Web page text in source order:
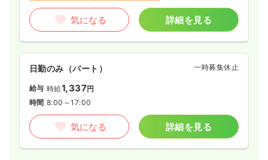
気になる 詳細を見る
日勤のみ（パート） 一時募集休止
給与 時給1,337円
時間 8:00～17:00
気になる 詳細を見る